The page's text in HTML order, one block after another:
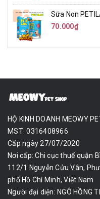
Sữa Non
70.000₫
HỘ KINH DOANH MEOWY
MST: 0316408966
Cấp ngày 27/07/2020
Nơi cấp: Chi cục thuế quận
112/1 Nguyễn Cửu Vân,
phố Hồ Chí Minh, Việt Nam
Người đại diện: NGÔ HỒNG